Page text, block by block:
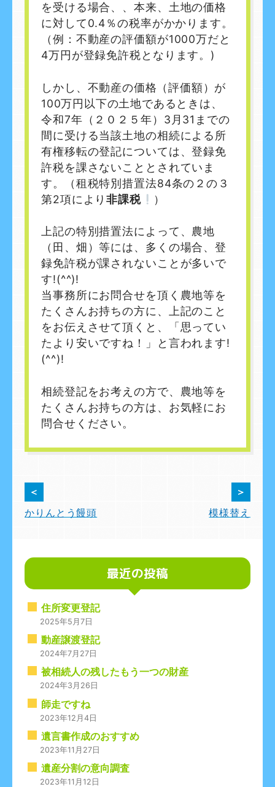
を受ける場合、、本来、土地の価格
に対して0.4％の税率がかかります。
（例：不動産の評価額が1000万だと
4万円が登録免許税となります。)
しかし、 不動産の価格（評価額）が
100万円以下の土地であるときは、
令和7年（２０２５年）3月31までの
間に受ける当該土地の相続による所
有権移転の登記については、登録免
許税を課さないこととされていま
す。（租税特別措置法84条の２の３
第2項により非課税 ）
上記の特別措置法によって、農地
（田、畑）等には、多くの場合、登
録免許税が課されないことが多いで
す!(^^)!
当事務所にお問合せを頂く農地等を
たくさんお持ちの方に、上記のこと
をお伝えさせて頂くと、「思ってい
たより安いですね！」と言われます!
(^^)!
相続登記をお考えの方で、農地等を
たくさんお持ちの方は、お気軽にお
問合せください。
投
稿
ビ
ゲ
ー
シ
ョ
ン
＜
かりんとう饅頭
＞
模様替え
最近の投稿
住所変更登記
2025年5月7日
動産譲渡登記
2024年7月27日
被相続人の残したもう一つの財産
2024年3月26日
師走ですね
2023年12月4日
遺言書作成のおすすめ
2023年11月27日
遺産分割の意向調査
2023年11月12日